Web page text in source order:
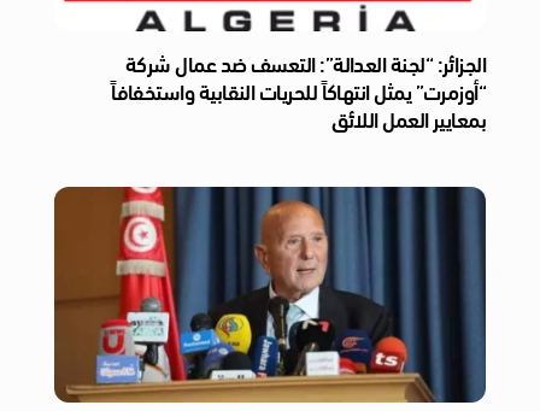
الجزائر: “لجنة العدالة”: التعسف ضد عمال شركة
“أوزمرت” يمثل انتهاكاً للحريات النقابية واستخفافاً
بمعايير العمل اللائق